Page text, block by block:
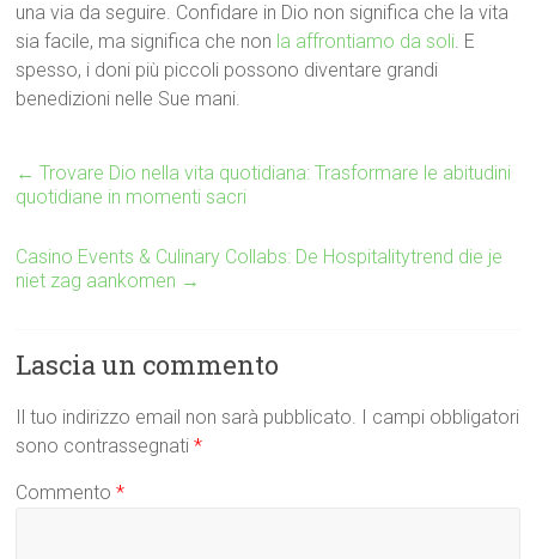
una via da seguire. Confidare in Dio non significa che la vita
sia facile, ma significa che non la affrontiamo da soli. E
spesso, i doni più piccoli possono diventare grandi
benedizioni nelle Sue mani.
← Trovare Dio nella vita quotidiana: Trasformare le abitudini
quotidiane in momenti sacri
Casino Events & Culinary Collabs: De Hospitalitytrend die je
niet zag aankomen →
Lascia un commento
Il tuo indirizzo email non sarà pubblicato. I campi obbligatori
sono contrassegnati*
Commento*